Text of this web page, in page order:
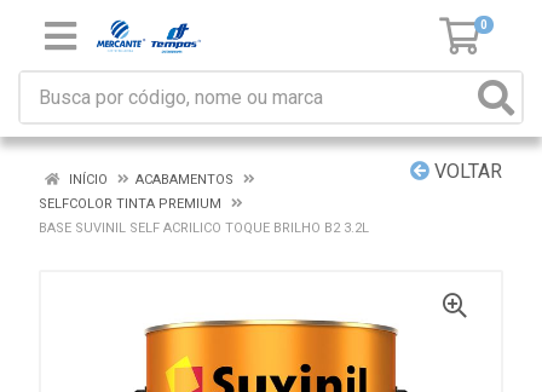
0
VOLTAR
INÍCIO
ACABAMENTOS
SELFCOLOR TINTA PREMIUM
BASE SUVINIL SELF ACRILICO TOQUE BRILHO B2 3.2L